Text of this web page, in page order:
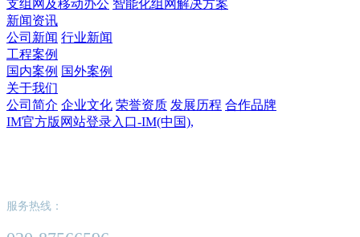
支组网及移动办公 智能化组网解决方案
新闻资讯
公司新闻 行业新闻
工程案例
国内案例 国外案例
关于我们
公司简介 企业文化 荣誉资质 发展历程 合作品牌
IM官方版网站登录入口-IM(中国),
服务热线：